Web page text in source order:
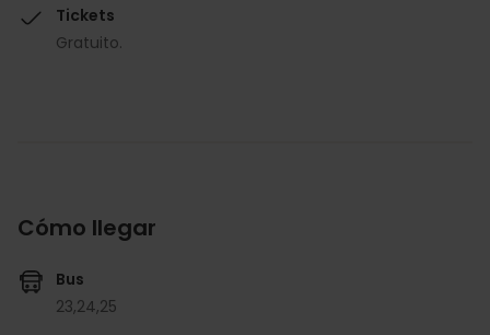
Tickets
Gratuito.
Cómo llegar
Bus
23,24,25